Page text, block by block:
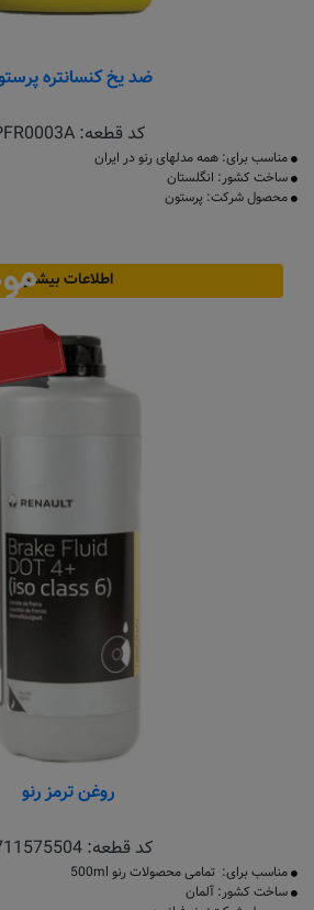
ضد یخ کنسانتره
کد قطعه:
مناسب برای: همه مدلهای رنو در ایران
ساخت کشور: انگلستان
محصول شرکت: پرستون
اطلاعات بیشتر
روغن ترمز رنو
کد قطعه:
مناسب برای: تمامی محصولات رنو 500ml
ساخت کشور: آلمان